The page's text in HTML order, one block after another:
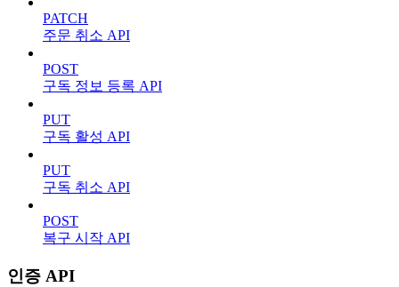
PATCH
주문 취소 API
POST
구독 정보 등록 API
PUT
구독 활성 API
PUT
구독 취소 API
POST
복구 시작 API
인증 API